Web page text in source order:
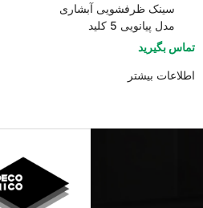
سینک ظرفشویی آبشاری
مدل پیانویی 5 کلید
تماس بگیرید
اطلاعات بیشتر